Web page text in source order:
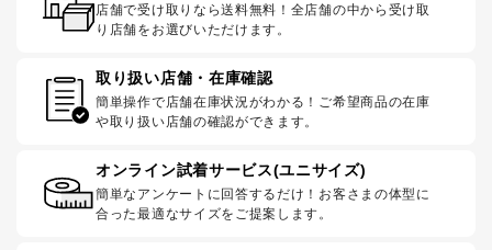
店舗で受け取りなら送料無料！全店舗の中から受け取
り店舗をお選びいただけます。
取り扱い店舗・在庫確認
簡単操作で店舗在庫状況がわかる！ご希望商品の在庫
や取り扱い店舗の確認ができます。
オンライン試着サービス(ユニサイズ)
簡単なアンケートに回答するだけ！お客さまの体型に
合った最適なサイズをご提案します。